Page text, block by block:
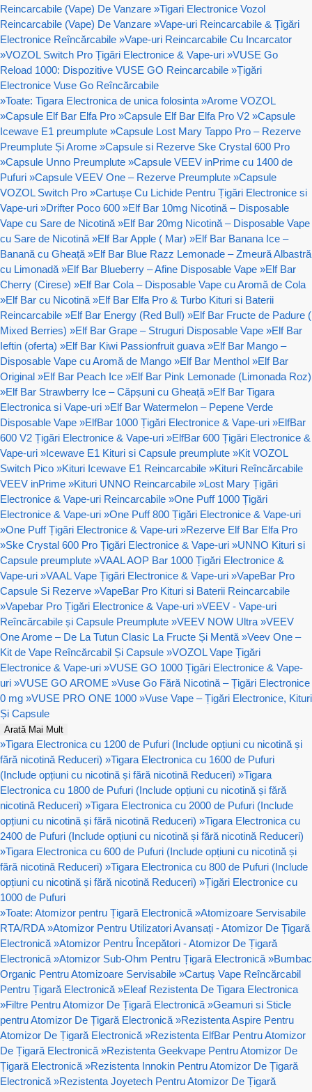
Reincarcabile (Vape) De Vanzare »Tigari Electronice Vozol
Reincarcabile (Vape) De Vanzare »Vape-uri Reincarcabile & Țigări
Electronice Reîncărcabile »Vape-uri Reincarcabile Cu Incarcator
»VOZOL Switch Pro Țigări Electronice & Vape-uri »VUSE Go
Reload 1000: Dispozitive VUSE GO Reincarcabile »Țigări
Electronice Vuse Go Reîncărcabile
»Toate: Tigara Electronica de unica folosinta »Arome VOZOL
»Capsule Elf Bar Elfa Pro »Capsule Elf Bar Elfa Pro V2 »Capsule
Icewave E1 preumplute »Capsule Lost Mary Tappo Pro – Rezerve
Preumplute Și Arome »Capsule si Rezerve Ske Crystal 600 Pro
»Capsule Unno Preumplute »Capsule VEEV inPrime cu 1400 de
Pufuri »Capsule VEEV One – Rezerve Preumplute »Capsule
VOZOL Switch Pro »Cartușe Cu Lichide Pentru Țigări Electronice si
Vape-uri »Drifter Poco 600 »Elf Bar 10mg Nicotină – Disposable
Vape cu Sare de Nicotină »Elf Bar 20mg Nicotină – Disposable Vape
cu Sare de Nicotină »Elf Bar Apple ( Mar) »Elf Bar Banana Ice –
Banană cu Gheață »Elf Bar Blue Razz Lemonade – Zmeură Albastră
cu Limonadă »Elf Bar Blueberry – Afine Disposable Vape »Elf Bar
Cherry (Cirese) »Elf Bar Cola – Disposable Vape cu Aromă de Cola
»Elf Bar cu Nicotină »Elf Bar Elfa Pro & Turbo Kituri si Baterii
Reincarcabile »Elf Bar Energy (Red Bull) »Elf Bar Fructe de Padure (
Mixed Berries) »Elf Bar Grape – Struguri Disposable Vape »Elf Bar
Ieftin (oferta) »Elf Bar Kiwi Passionfruit guava »Elf Bar Mango –
Disposable Vape cu Aromă de Mango »Elf Bar Menthol »Elf Bar
Original »Elf Bar Peach Ice »Elf Bar Pink Lemonade (Limonada Roz)
»Elf Bar Strawberry Ice – Căpșuni cu Gheață »Elf Bar Tigara
Electronica si Vape-uri »Elf Bar Watermelon – Pepene Verde
Disposable Vape »ElfBar 1000 Țigări Electronice & Vape-uri »ElfBar
600 V2 Țigări Electronice & Vape-uri »ElfBar 600 Țigări Electronice &
Vape-uri »Icewave E1 Kituri si Capsule preumplute »Kit VOZOL
Switch Pico »Kituri Icewave E1 Reincarcabile »Kituri Reîncărcabile
VEEV inPrime »Kituri UNNO Reincarcabile »Lost Mary Țigări
Electronice & Vape-uri Reincarcabile »One Puff 1000 Țigări
Electronice & Vape-uri »One Puff 800 Țigări Electronice & Vape-uri
»One Puff Țigări Electronice & Vape-uri »Rezerve Elf Bar Elfa Pro
»Ske Crystal 600 Pro Țigări Electronice & Vape-uri »UNNO Kituri si
Capsule preumplute »VAAL AOP Bar 1000 Țigări Electronice &
Vape-uri »VAAL Vape Țigări Electronice & Vape-uri »VapeBar Pro
Capsule Si Rezerve »VapeBar Pro Kituri si Baterii Reincarcabile
»Vapebar Pro Țigări Electronice & Vape-uri »VEEV - Vape-uri
Reîncărcabile și Capsule Preumplute »VEEV NOW Ultra »VEEV
One Arome – De La Tutun Clasic La Fructe Și Mentă »Veev One –
Kit de Vape Reîncărcabil Și Capsule »VOZOL Vape Țigări
Electronice & Vape-uri »VUSE GO 1000 Țigări Electronice & Vape-
uri »VUSE GO AROME »Vuse Go Fără Nicotină – Țigări Electronice
0 mg »VUSE PRO ONE 1000 »Vuse Vape – Țigări Electronice, Kituri
Și Capsule
Arată Mai Mult
»Tigara Electronica cu 1200 de Pufuri (Include opțiuni cu nicotină și
fără nicotină Reduceri) »Tigara Electronica cu 1600 de Pufuri
(Include opțiuni cu nicotină și fără nicotină Reduceri) »Tigara
Electronica cu 1800 de Pufuri (Include opțiuni cu nicotină și fără
nicotină Reduceri) »Tigara Electronica cu 2000 de Pufuri (Include
opțiuni cu nicotină și fără nicotină Reduceri) »Tigara Electronica cu
2400 de Pufuri (Include opțiuni cu nicotină și fără nicotină Reduceri)
»Tigara Electronica cu 600 de Pufuri (Include opțiuni cu nicotină și
fără nicotină Reduceri) »Tigara Electronica cu 800 de Pufuri (Include
opțiuni cu nicotină și fără nicotină Reduceri) »Țigări Electronice cu
1000 de Pufuri
»Toate: Atomizor pentru Țigară Electronică »Atomizoare Servisabile
RTA/RDA »Atomizor Pentru Utilizatori Avansați - Atomizor De Țigară
Electronică »Atomizor Pentru Începători - Atomizor De Țigară
Electronică »Atomizor Sub-Ohm Pentru Țigară Electronică »Bumbac
Organic Pentru Atomizoare Servisabile »Cartuș Vape Reîncărcabil
Pentru Țigară Electronică »Eleaf Rezistenta De Tigara Electronica
»Filtre Pentru Atomizor De Țigară Electronică »Geamuri si Sticle
pentru Atomizor De Țigară Electronică »Rezistenta Aspire Pentru
Atomizor De Țigară Electronică »Rezistenta ElfBar Pentru Atomizor
De Țigară Electronică »Rezistenta Geekvape Pentru Atomizor De
Țigară Electronică »Rezistenta Innokin Pentru Atomizor De Țigară
Electronică »Rezistenta Joyetech Pentru Atomizor De Țigară